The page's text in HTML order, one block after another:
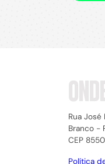
Rua José
Branco -
CEP
Política